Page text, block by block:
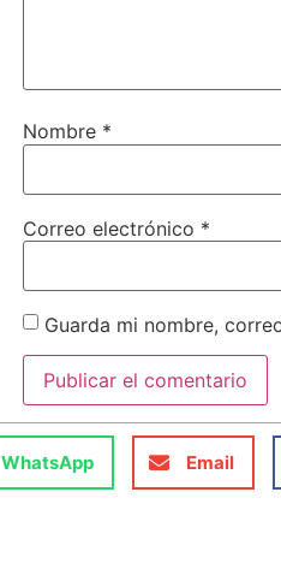
Nombre *
Correo electrónico *
Guarda mi nombre,
WhatsApp Email